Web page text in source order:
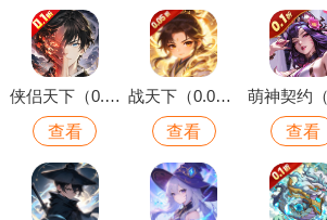
侠侣天下（0.1折你的江湖）
查看
战天下（0.05折Q版仙域）
查看
查看